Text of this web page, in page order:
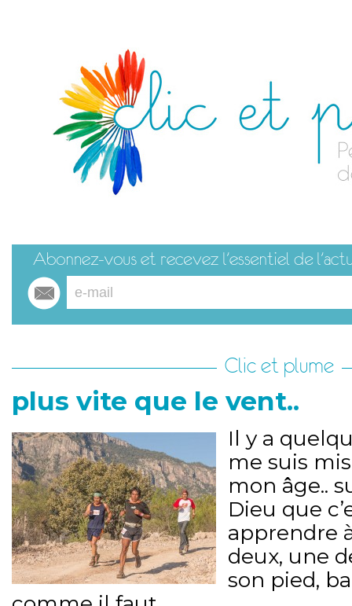
Clic et plume
plus vite que le vent..
Il y a
me suis
mon âge..
Dieu que
apprendre
deux, une
son pied,